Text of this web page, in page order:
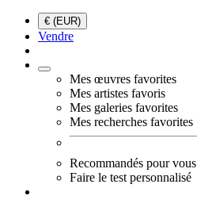
€ (EUR)
Vendre
Mes œuvres favorites
Mes artistes favoris
Mes galeries favorites
Mes recherches favorites
Recommandés pour vous
Faire le test personnalisé